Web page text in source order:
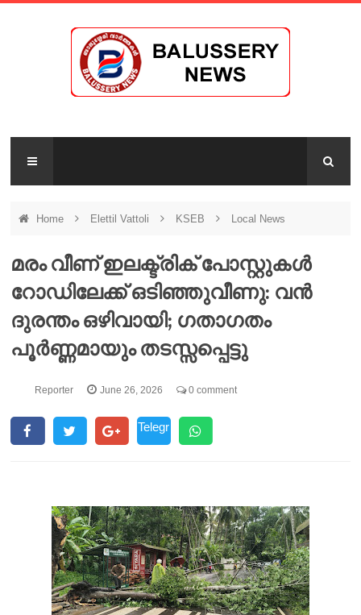
Home Elettil Vattoli KSEB Local News
മരം വീണ് ഇലക്ട്രിക് പോസ്റ്റുകൾ
റോഡിലേക്ക് ഒടിഞ്ഞുവീണു: വൻ
ദുരന്തം ഒഴിവായി; ഗതാഗതം
പൂർണ്ണമായും തടസ്സപ്പെട്ടു
Reporter June 26, 2026 0 comment
Telegr
am